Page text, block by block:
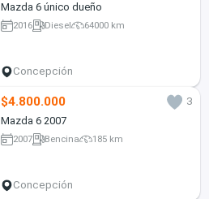
Mazda 6 único dueño
2016 Diesel 64000 km
Concepción
$4.800.000
3
Mazda 6 2007
2007 Bencina 185 km
Concepción